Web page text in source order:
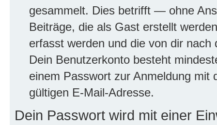
gesammelt. Dies betrifft — ohne
Beiträge, die als Gast erstellt
erfasst werden und die von dir
Dein Benutzerkonto besteht
einem Passwort zur Anmeldung mit
gültigen E-Mail-Adresse.
Dein Passwort wird mit einer